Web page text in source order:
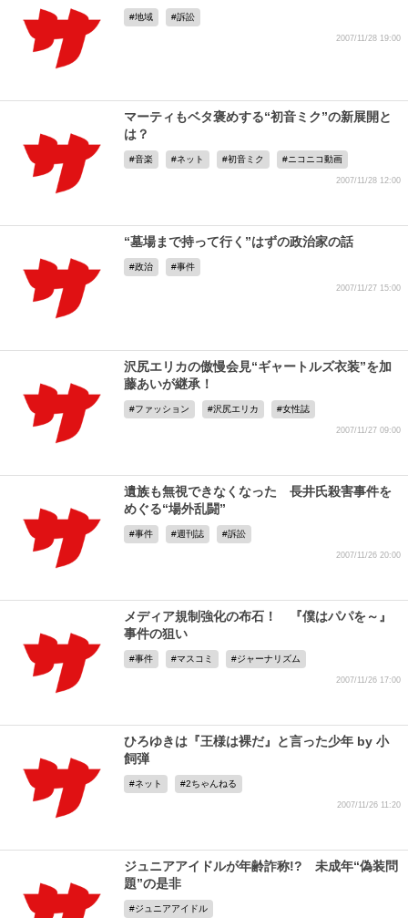
地域 訴訟
2007/11/28 19:00
マーティもベタ褒めする“初音ミク”の新展開と
は？
音楽 ネット 初音ミク ニコニコ動画
2007/11/28 12:00
“墓場まで持って行く”はずの政治家の話
政治 事件
2007/11/27 15:00
沢尻エリカの傲慢会見“ギャートルズ衣装”を加
藤あいが継承！
ファッション 沢尻エリカ 女性誌
2007/11/27 09:00
遺族も無視できなくなった 長井氏殺害事件を
めぐる“場外乱闘”
事件 週刊誌 訴訟
2007/11/26 20:00
メディア規制強化の布石！ 『僕はパパを～』
事件の狙い
事件 マスコミ ジャーナリズム
2007/11/26 17:00
ひろゆきは『王様は裸だ』と言った少年 by 小
飼弾
ネット 2ちゃんねる
2007/11/26 11:20
ジュニアアイドルが年齢詐称!? 未成年“偽装問
題”の是非
ジュニアアイドル